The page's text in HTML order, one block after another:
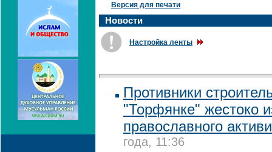
Версия для печати
Новости
Настройка ленты
Противники
"Торфянке" жестоко
православного
года, 11:36